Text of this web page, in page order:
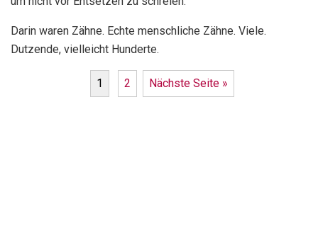
Darin waren Zähne. Echte menschliche Zähne. Viele.
Dutzende, vielleicht Hunderte.
1 2 Nächste Seite »